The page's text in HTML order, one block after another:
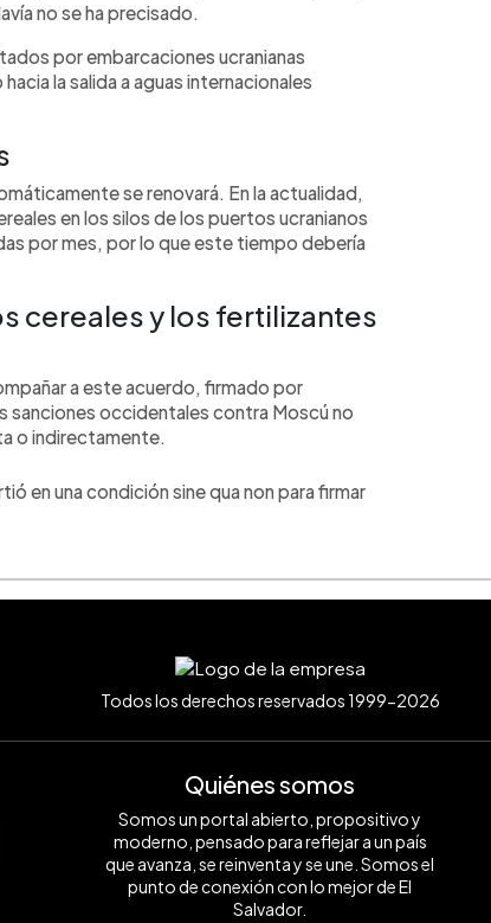
no se ha precisado.
por embarcaciones ucranianas
la salida a aguas internacionales
se renovará. En la actualidad,
en los silos de los puertos ucranianos
por mes, por lo que este tiempo debería
cereales y los fertilizantes
a este acuerdo, firmado por
sanciones occidentales contra Moscú no
o indirectamente.
en una condición sine qua non para firmar
Todos los derechos reservados 1999-2026
Quiénes somos
Somos un portal abierto, propositivo y
moderno, pensado para reflejar a un país
que avanza, se reinventa y se une. Somos el
punto de conexión con lo mejor de El
Salvador.